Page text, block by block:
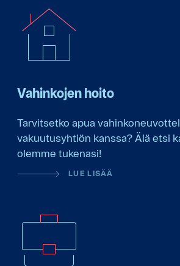
Vahinkojen hoito
Tarvitsetko apua
vakuutusyhtiön kanssa? Älä etsi
olemme tukenasi!
LUE LISÄÄ